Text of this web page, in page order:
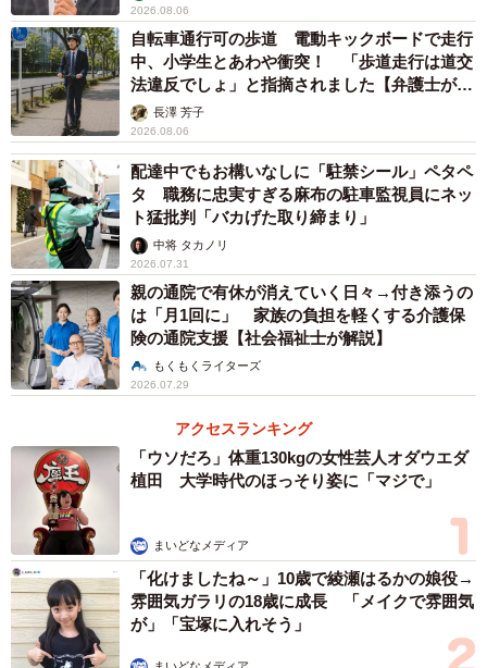
2026.08.06
自転車通行可の歩道 電動キックボードで走行
中、小学生とあわや衝突！ 「歩道走行は道交
法違反でしょ」と指摘されました【弁護士が解
説】長澤 芳子
2026.08.06
配達中でもお構いなしに「駐禁シール」ペタペ
タ 職務に忠実すぎる麻布の駐車監視員にネッ
ト猛批判「バカげた取り締まり」
中将 タカノリ
2026.07.31
親の通院で有休が消えていく日々→付き添うの
は「月1回に」 家族の負担を軽くする介護保
険の通院支援【社会福祉士が解説】
もくもくライターズ
2026.07.29
アクセスランキング
「ウソだろ」体重130kgの女性芸人オダウエダ
植田 大学時代のほっそり姿に「マジで」
まいどなメディア
「化けましたね～」10歳で綾瀬はるかの娘役→
雰囲気ガラリの18歳に成長 「メイクで雰囲気
が」「宝塚に入れそう」